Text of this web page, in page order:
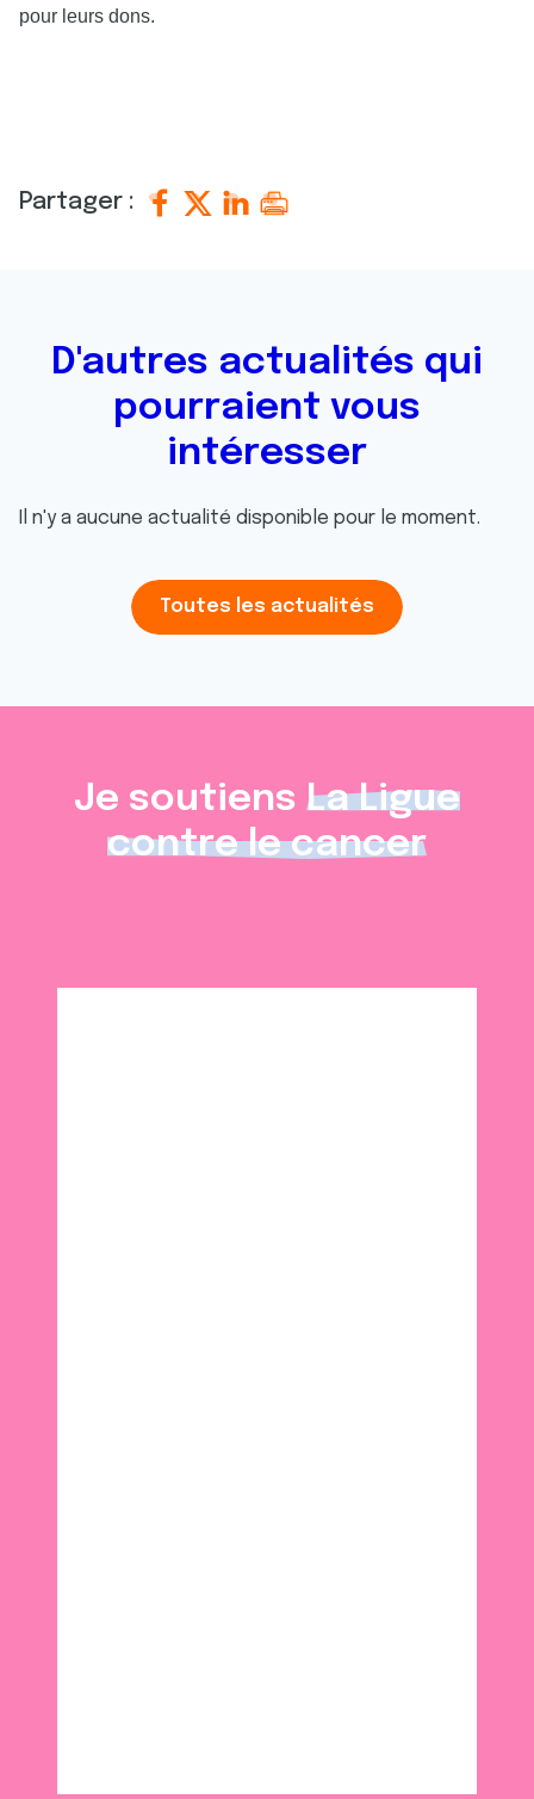
pour leurs dons.
Partager :
D'autres actualités qui
pourraient vous
intéresser
Il n'y a aucune actualité disponible pour le moment.
Toutes les actualités
Je soutiens La Ligue
contre le cancer